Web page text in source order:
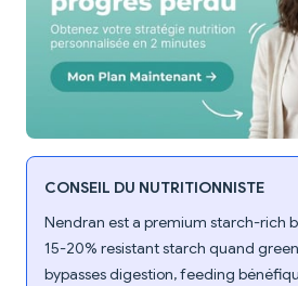
CONSEIL DU NUTRITIONNISTE
Nendran est a premium starch-rich
15-20% resistant starch quand
bypasses digestion, feeding